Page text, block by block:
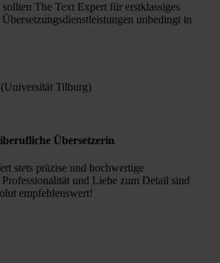
The Text Expert für erstklassiges
unbedingt in
(Universität Tilburg)
Übersetzerin
stets präzise und hochwertige
und Liebe zum Detail sind
empfehlenswert!